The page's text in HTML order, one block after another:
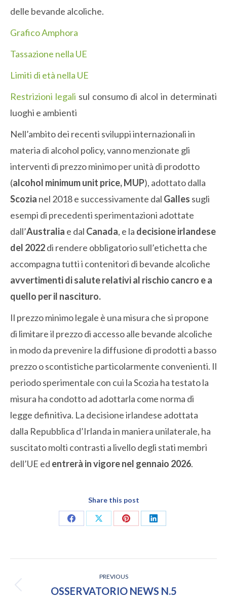
delle bevande alcoliche.
Grafico Amphora
Tassazione nella UE
Limiti di età nella UE
Restrizioni legali sul consumo di alcol in determinati
luoghi e ambienti
Nell’ambito dei recenti sviluppi internazionali in
materia di alcohol policy, vanno menzionate gli
interventi di prezzo minimo per unità di prodotto
(alcohol minimum unit price, MUP), adottato dalla
Scozia nel 2018 e successivamente dal Galles sugli
esempi di precedenti sperimentazioni adottate
dall’Australia e dal Canada, e la decisione irlandese
del 2022di rendere obbligatorio sull’etichetta che
accompagna tutti i contenitori di bevande alcoliche
avvertimenti di salute relativi al rischio cancro e a
quello per il nascituro.
Il prezzo minimo legale è una misura che si propone
di limitare il prezzo di accesso alle bevande alcoliche
in modo da prevenire la diffusione di prodotti a basso
prezzo o scontistiche particolarmente convenienti. Il
periodo sperimentale con cui la Scozia ha testato la
misura ha condotto ad adottarla come norma di
legge definitiva. La decisione irlandese adottata
dalla Repubblica d’Irlanda in maniera unilaterale, ha
suscitato molti contrasti a livello degli stati membri
dell’UE ed entrerà in vigore nel gennaio 2026.
Share this post
Share
Share
Share
Share
NAVIGATION
PREVIOUS
Previous
OSSERVATORIO NEWS N.5